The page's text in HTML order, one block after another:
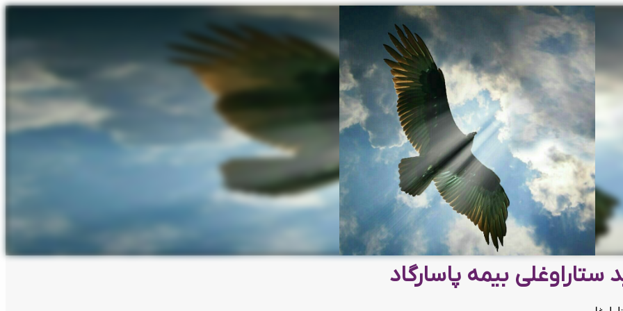
ستاراوغلی بیمه پاسارگاد